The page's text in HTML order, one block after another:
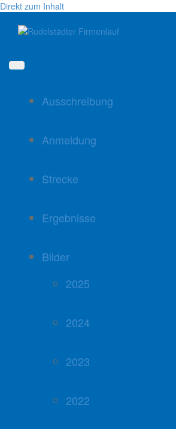
Direkt zum Inhalt
Ausschreibung
Anmeldung
Strecke
Ergebnisse
Bilder
2025
2024
2023
2022